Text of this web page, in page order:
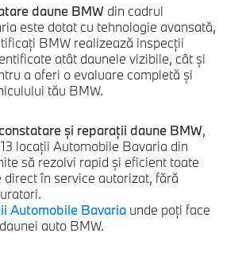
daune BMW din cadrul
este dotat cu tehnologie avansată,
BMW realizează inspecții
atât daunele vizibile, cât și
a oferi o evaluare completă și
tău BMW.
și reparații daune BMW,
locații Automobile Bavaria din
să rezolvi rapid și eficient toate
direct în service autorizat, fără
Automobile Bavaria unde poți face
auto BMW.